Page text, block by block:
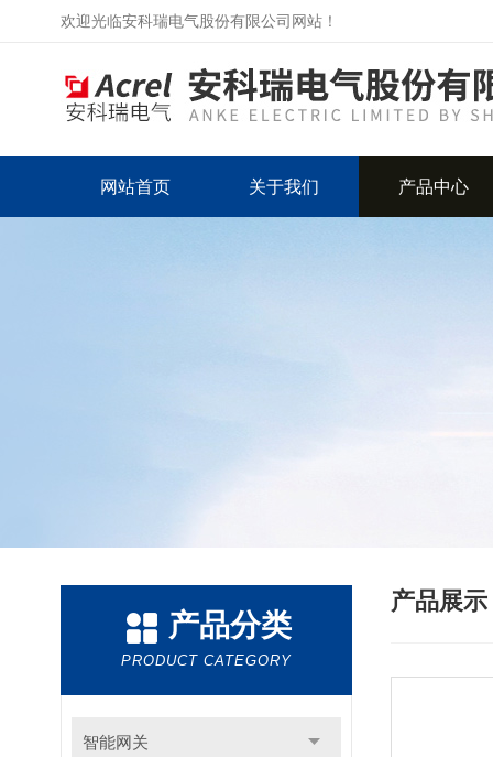
欢迎光临安科瑞电气股份有限公司网站！
网站首页 关于我们 产品中心
产品分类
PRODUCT CATEGORY
智能网关
产品展示